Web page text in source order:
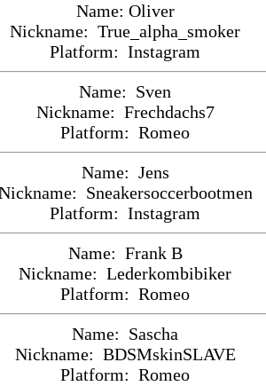
Name: Oliver
Nickname: True_alpha_smoker
Platform: Instagram
Name: Sven
Nickname: Frechdachs7
Platform: Romeo
Name: Jens
Sneakersoccerbootmen
Platform: Instagram
Name: Frank B
Nickname: Lederkombibiker
Platform: Romeo
Name: Sascha
Nickname: BDSMskinSLAVE
Platform: Romeo